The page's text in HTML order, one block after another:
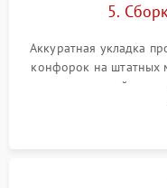
5.
Аккуратная укладка
конфорок на штатных
проверкой
термостойкого